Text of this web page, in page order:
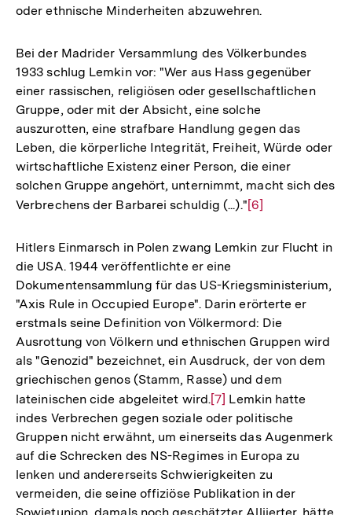
oder ethnische Minderheiten abzuwehren.
Bei der Madrider Versammlung des Völkerbundes
1933 schlug Lemkin vor: "Wer aus Hass gegenüber
einer rassischen, religiösen oder gesellschaftlichen
Gruppe, oder mit der Absicht, eine solche
auszurotten, eine strafbare Handlung gegen das
Leben, die körperliche Integrität, Freiheit, Würde oder
wirtschaftliche Existenz einer Person, die einer
solchen Gruppe angehört, unternimmt, macht sich des
Verbrechens der Barbarei schuldig (...)."Zur
der
[6]
Hitlers Einmarsch in Polen zwang Lemkin zur Flucht in
die USA. 1944 veröffentlichte er eine
Dokumentensammlung für das US-Kriegsministerium,
"Axis Rule in Occupied Europe". Darin erörterte er
erstmals seine Definition von Völkermord: Die
Ausrottung von Völkern und ethnischen Gruppen wird
als "Genozid" bezeichnet, ein Ausdruck, der von dem
griechischen genos (Stamm, Rasse) und dem
lateinischen cide abgeleitet wird.Zur
Auflösung
der
Fußnote
[7] Lemkin hatte
indes Verbrechen gegen soziale oder politische
Gruppen nicht erwähnt, um einerseits das Augenmerk
auf die Schrecken des NS-Regimes in Europa zu
lenken und andererseits Schwierigkeiten zu
vermeiden, die seine offiziöse Publikation in der